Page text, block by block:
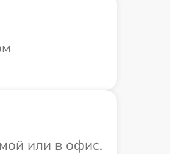
или в офис.